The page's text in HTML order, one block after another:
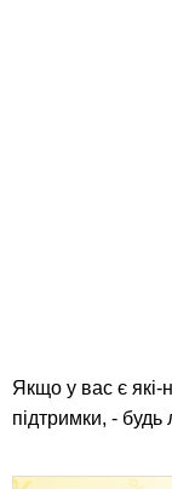
Якщо у вас є які-
підтримки, - будь